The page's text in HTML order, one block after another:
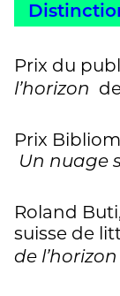
Prix du
l’horizon
Prix
Un nuage
Roland
suisse de
de l’horizon